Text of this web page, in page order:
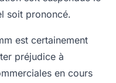
soit prononcé.
est certainement
préjudice à
en cours